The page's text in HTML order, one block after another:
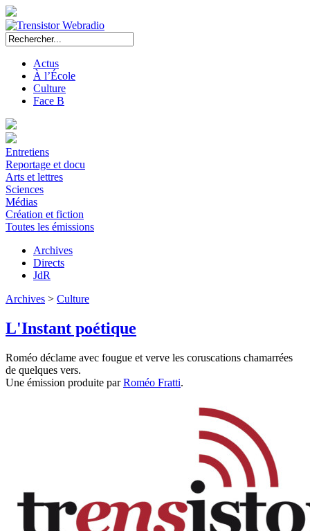
Actus
À l’École
Culture
Face B
Entretiens
Reportage et docu
Arts et lettres
Sciences
Médias
Création et fiction
Toutes les émissions
Archives
Directs
JdR
Archives > Culture
L'Instant poétique
Roméo déclame avec fougue et verve les coruscations chamarrées
de quelques vers.
Une émission produite parRoméo Fratti.